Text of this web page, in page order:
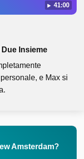
41:00
Insieme
e Max si
Amsterdam?